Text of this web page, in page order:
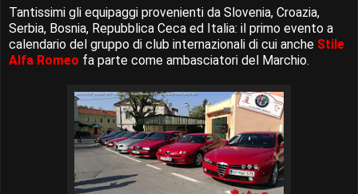
Tantissimi gli equipaggi provenienti da Slovenia, Croazia,
Serbia, Bosnia, Repubblica Ceca ed Italia: il primo evento a
calendario del gruppo di club internazionali di cui anche Stile
Alfa Romeo fa parte come ambasciatori del Marchio.